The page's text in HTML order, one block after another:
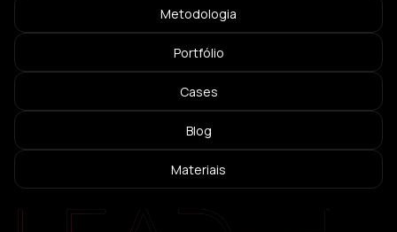
Metodologia
Portfólio
Cases
Blog
Materiais